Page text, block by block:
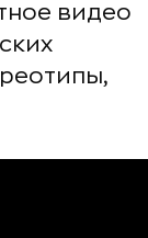
видео